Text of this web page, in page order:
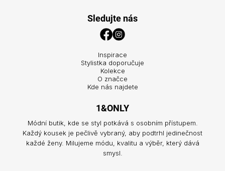
Sledujte nás
Inspirace
Stylistka doporučuje
Kolekce
O značce
Kde nás najdete
1&ONLY
Módní butik, kde se styl potkává s osobním přístupem.
Každý kousek je pečlivě vybraný, aby podtrhl jedinečnost
každé ženy. Milujeme módu, kvalitu a výběr, který dává
smysl.